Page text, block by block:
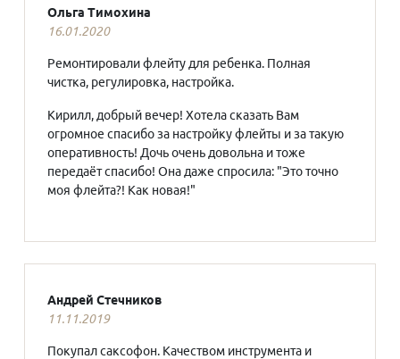
Ольга Тимохина
16.01.2020
Ремонтировали флейту для ребенка. Полная
чистка, регулировка, настройка.
Кирилл, добрый вечер! Хотела сказать Вам
огромное спасибо за настройку флейты и за такую
оперативность! Дочь очень довольна и тоже
передаёт спасибо! Она даже спросила: "Это точно
моя флейта?! Как новая!"
Андрей Стечников
11.11.2019
Покупал саксофон. Качеством инструмента и